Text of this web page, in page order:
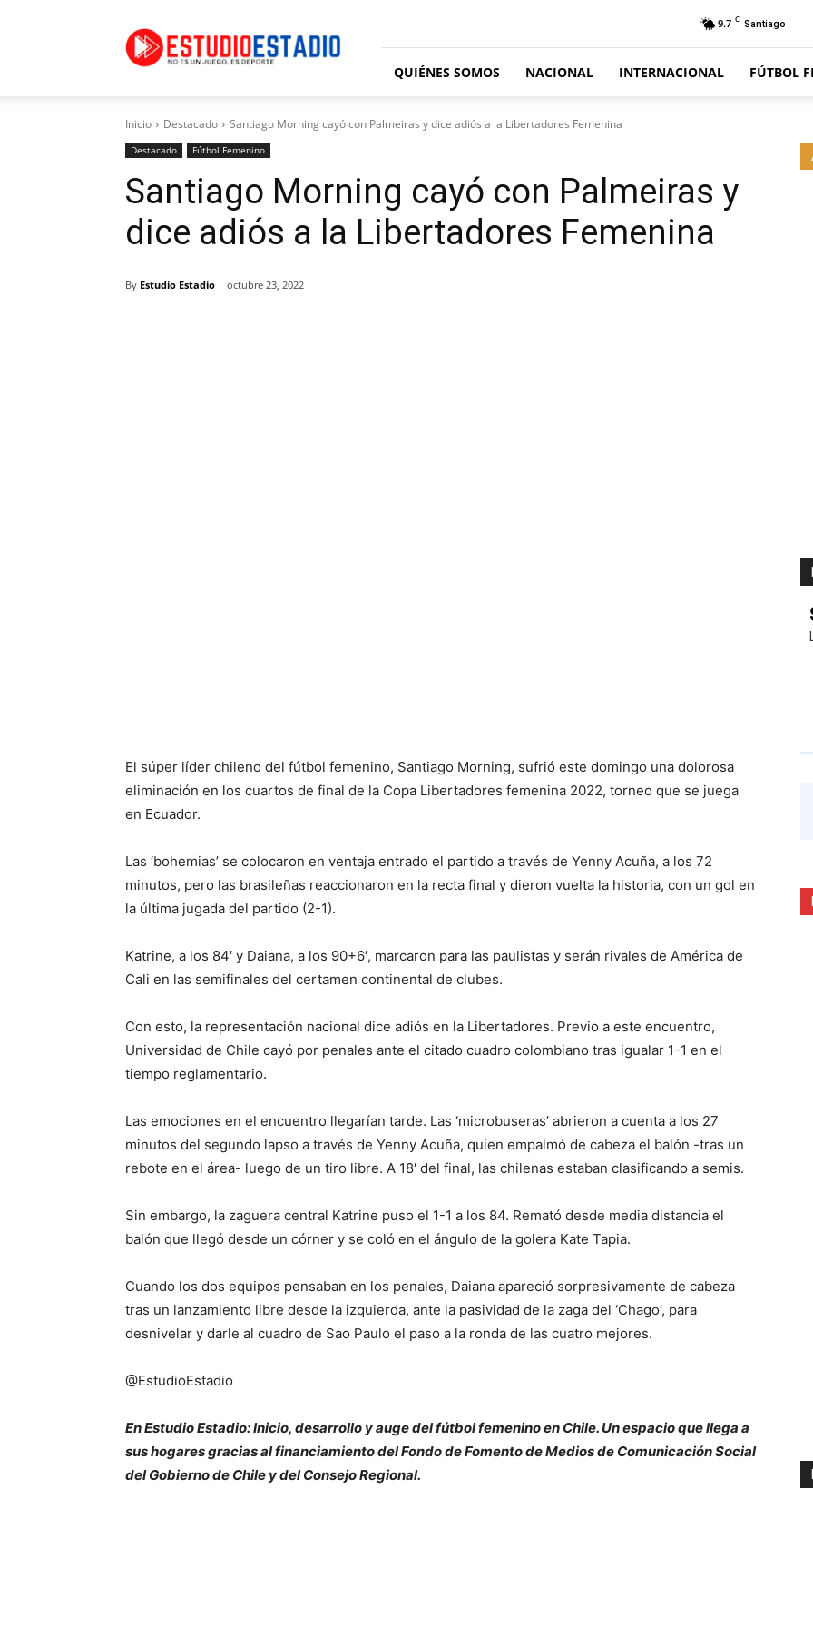
Estadio
9.7 C Santiago
QUIÉNES SOMOS NACIONAL INTERNACIONAL FÚTBOL
Inicio Destacado Santiago Morning cayó con Palmeiras y dice adiós a la Libertadores Femenina
Destacado Fútbol Femenino
Santiago Morning cayó con Palmeiras y
dice adiós a la Libertadores Femenina
By Estudio Estadio octubre 23, 2022
El súper líder chileno del fútbol femenino, Santiago Morning, sufrió este domingo una dolorosa
eliminación en los cuartos de final de la Copa Libertadores femenina 2022, torneo que se juega
en Ecuador.
Las ‘bohemias’ se colocaron en ventaja entrado el partido a través de Yenny Acuña, a los 72
minutos, pero las brasileñas reaccionaron en la recta final y dieron vuelta la historia, con un gol en
la última jugada del partido (2-1).
Katrine, a los 84′ y Daiana, a los 90+6′, marcaron para las paulistas y serán rivales de América de
Cali en las semifinales del certamen continental de clubes.
Con esto, la representación nacional dice adiós en la Libertadores. Previo a este encuentro,
Universidad de Chile cayó por penales ante el citado cuadro colombiano tras igualar 1-1 en el
tiempo reglamentario.
Las emociones en el encuentro llegarían tarde. Las ‘microbuseras’ abrieron a cuenta a los 27
minutos del segundo lapso a través de Yenny Acuña, quien empalmó de cabeza el balón -tras un
rebote en el área- luego de un tiro libre. A 18′ del final, las chilenas estaban clasificando a semis.
Sin embargo, la zaguera central Katrine puso el 1-1 a los 84. Remató desde media distancia el
balón que llegó desde un córner y se coló en el ángulo de la golera Kate Tapia.
Cuando los dos equipos pensaban en los penales, Daiana apareció sorpresivamente de cabeza
tras un lanzamiento libre desde la izquierda, ante la pasividad de la zaga del ‘Chago’, para
desnivelar y darle al cuadro de Sao Paulo el paso a la ronda de las cuatro mejores.
@EstudioEstadio
En Estudio Estadio: Inicio, desarrollo y auge del fútbol femenino en Chile. Un espacio que llega a
sus hogares gracias al financiamiento del Fondo de Fomento de Medios de Comunicación Social
del Gobierno de Chile y del Consejo Regional.